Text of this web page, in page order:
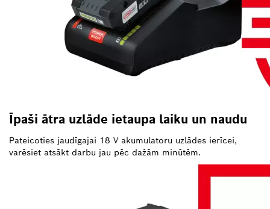
Īpaši ātra uzlāde ietaupa laiku un naudu
Pateicoties jaudīgajai 18 V akumulatoru uzlādes ierīcei,
varēsiet atsākt darbu jau pēc dažām minūtēm.